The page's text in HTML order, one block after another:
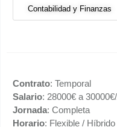
Contabilidad y Finanzas
Contrato: Temporal
Salario: 28000€ a
Jornada: Completa
Horario: Flexible / Híbrido